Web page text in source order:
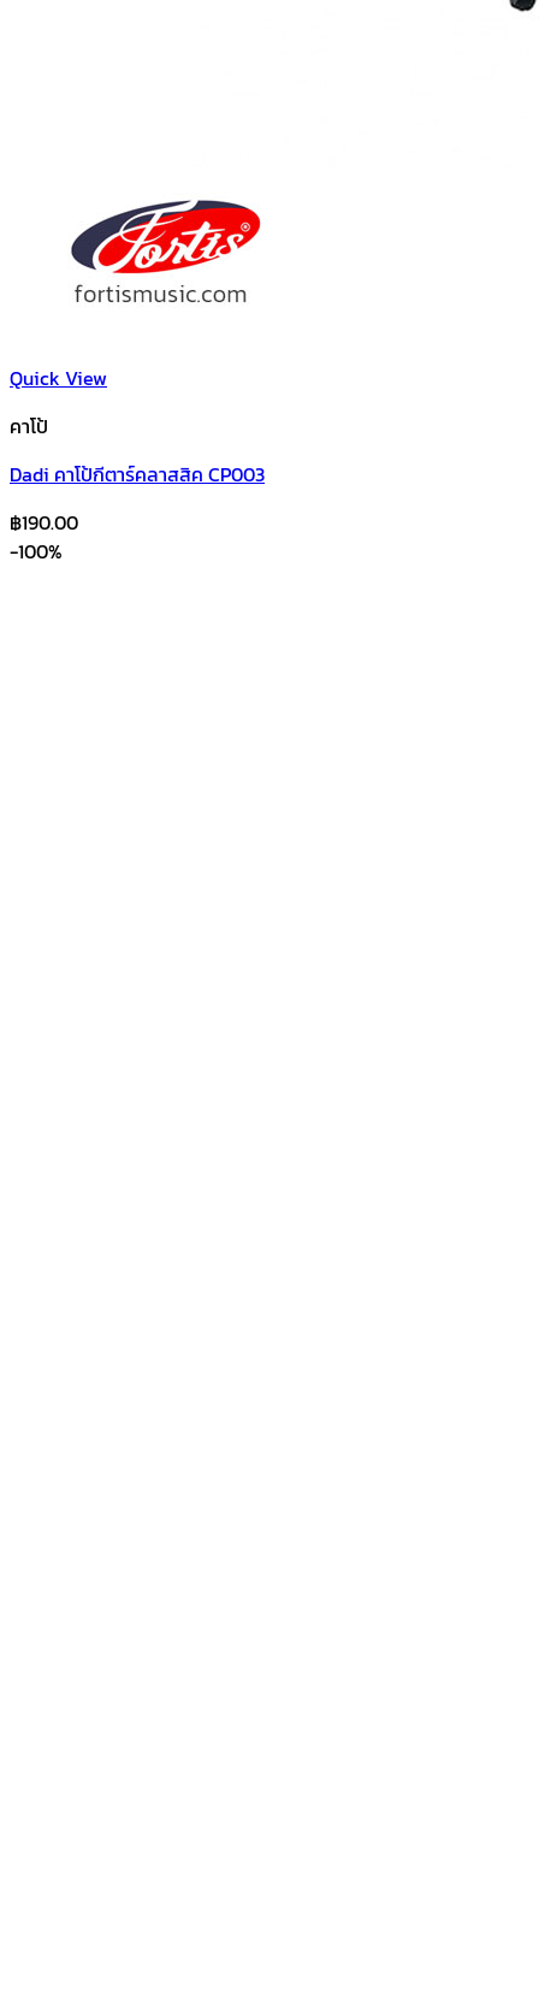
Quick View
คาโป้
Dadi คาโป้กีตาร์คลาสสิค CP003
฿190.00
-100%